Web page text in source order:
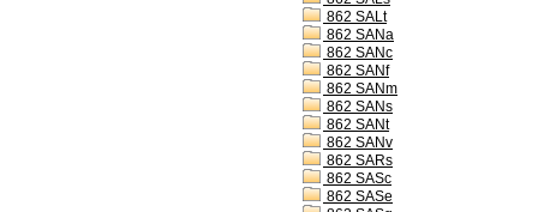
862 SALt
862 SANa
862 SANc
862 SANf
862 SANm
862 SANs
862 SANt
862 SANv
862 SARs
862 SASc
862 SASe